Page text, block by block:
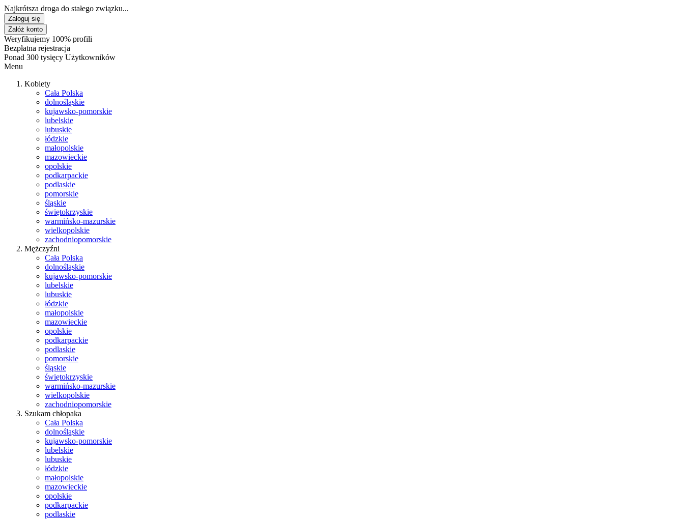
Najkrótsza droga do stałego związku...
Zaloguj się
Załóż konto
Weryfikujemy 100% profili
Bezpłatna rejestracja
Ponad 300 tysięcy Użytkowników
Menu
Kobiety
Cała Polska
dolnośląskie
kujawsko-pomorskie
lubelskie
lubuskie
łódzkie
małopolskie
mazowieckie
opolskie
podkarpackie
podlaskie
pomorskie
śląskie
świętokrzyskie
warmińsko-mazurskie
wielkopolskie
zachodniopomorskie
Mężczyźni
Cała Polska
dolnośląskie
kujawsko-pomorskie
lubelskie
lubuskie
łódzkie
małopolskie
mazowieckie
opolskie
podkarpackie
podlaskie
pomorskie
śląskie
świętokrzyskie
warmińsko-mazurskie
wielkopolskie
zachodniopomorskie
Szukam chłopaka
Cała Polska
dolnośląskie
kujawsko-pomorskie
lubelskie
lubuskie
łódzkie
małopolskie
mazowieckie
opolskie
podkarpackie
podlaskie